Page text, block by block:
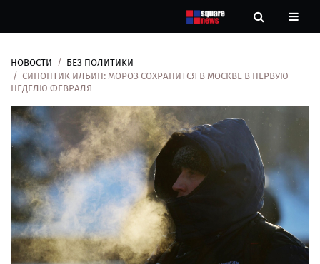
Новости
Рубрики
Контакты
О
нас
НОВОСТИ
БЕЗ ПОЛИТИКИ
СИНОПТИК ИЛЬИН: МОРОЗ СОХРАНИТСЯ В МОСКВЕ В ПЕРВУЮ
НЕДЕЛЮ ФЕВРАЛЯ